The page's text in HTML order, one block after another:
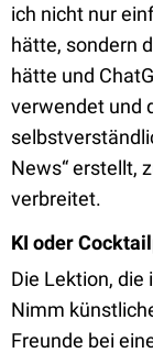
ich nicht nur
hätte, sondern
hätte und
verwendet und
News“ erstellt,
verbreitet.
KI oder
Die Lektion, die
Nimm
Freunde bei